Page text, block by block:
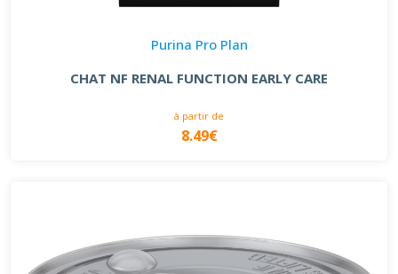
Purina Pro Plan
CHAT NF RENAL FUNCTION EARLY CARE
à partir de
8.49€